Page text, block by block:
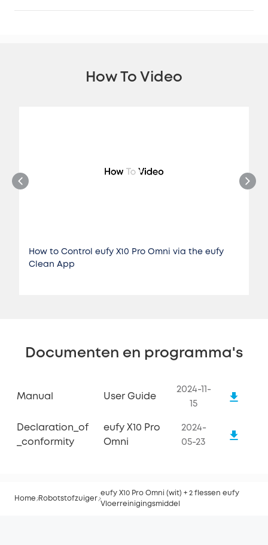
How To Video
How to Control eufy X10 Pro Omni via the eufy
Clean App
Documenten en programma's
Manual User Guide
2024-11-
15
Declaration_of
_conformity
eufy X10 Pro
Omni
2024-
05-23
Home Robotstofzuiger
eufy X10 Pro Omni (wit) + 2 flessen eufy
Vloerreinigingsmiddel